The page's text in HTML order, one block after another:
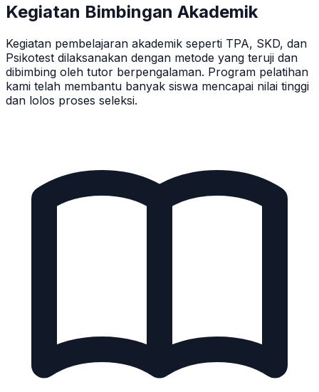
Kegiatan Bimbingan Akademik
Kegiatan pembelajaran akademik seperti TPA, SKD, dan
Psikotest dilaksanakan dengan metode yang teruji dan
dibimbing oleh tutor berpengalaman. Program pelatihan
kami telah membantu banyak siswa mencapai nilai tinggi
dan lolos proses seleksi.